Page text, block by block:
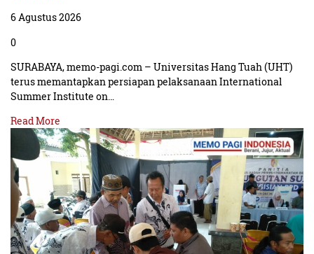
6 Agustus 2026
0
SURABAYA, memo-pagi.com – Universitas Hang Tuah (UHT)
terus memantapkan persiapan pelaksanaan International
Summer Institute on…
Read More